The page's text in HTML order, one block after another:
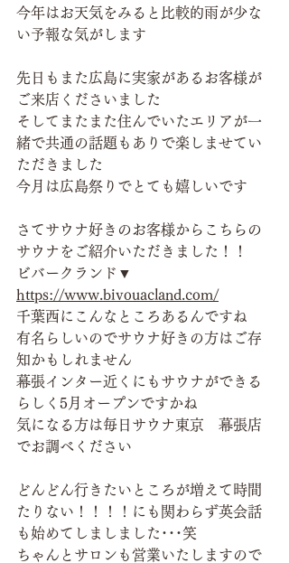
今年はお天気をみると比較的雨が少な
い予報な気がします
先日もまた広島に実家があるお客様が
ご来店くださいました
そしてまたまた住んでいたエリアが一
緒で共通の話題もありで楽しませてい
ただきました
今月は広島祭りでとても嬉しいです
さてサウナ好きのお客様からこちらの
サウナをご紹介いただきました！！
ビバークランド▼
https://www.bivouacland.com/
千葉西にこんなところあるんですね
有名らしいのでサウナ好きの方はご存
知かもしれません
幕張インター近くにもサウナができる
らしく5月オープンですかね
気になる方は毎日サウナ東京　幕張店
でお調べください
どんどん行きたいところが増えて時間
たりない！！！！にも関わらず英会話
も始めてしましました･･･笑
ちゃんとサロンも営業いたしますので